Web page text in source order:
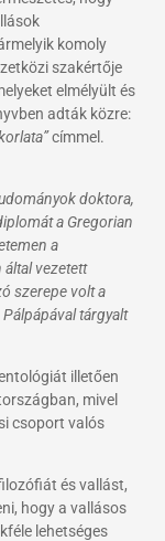
komoly
szakértője
elmélyült és
adták közre:
címmel.
doktora,
a Gregorian
a
vezetett
szerepe volt a
tárgyalt
illetően
mivel
csoport valós
és vallást,
hogy a vallásos
lehetséges